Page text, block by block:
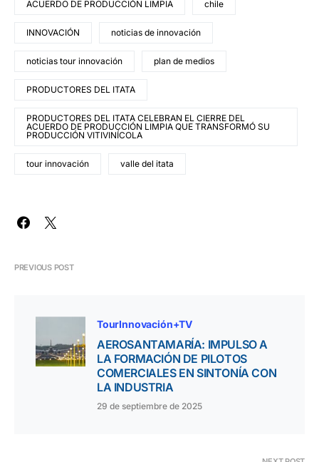
ACUERDO DE PRODUCCIÓN LIMPIA chile
INNOVACIÓN noticias de innovación
noticias tour innovación plan de medios
PRODUCTORES DEL ITATA
PRODUCTORES DEL ITATA CELEBRAN EL CIERRE DEL
ACUERDO DE PRODUCCIÓN LIMPIA QUE TRANSFORMÓ SU
PRODUCCIÓN VITIVINÍCOLA
tour innovación valle del itata
PREVIOUS POST
TourInnovación+TV
AEROSANTAMARÍA: IMPULSO A
LA FORMACIÓN DE PILOTOS
COMERCIALES EN SINTONÍA CON
LA INDUSTRIA
29 de septiembre de 2025